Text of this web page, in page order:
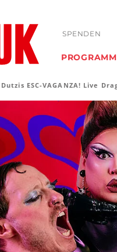
SPENDEN
PROGRAMM
Dutzis ESC-VAGANZA! Live